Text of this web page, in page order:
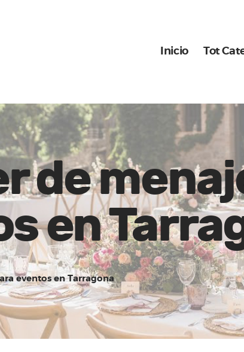
Inicio Tot
de
en
eventos en Tarragona
Tot Catering